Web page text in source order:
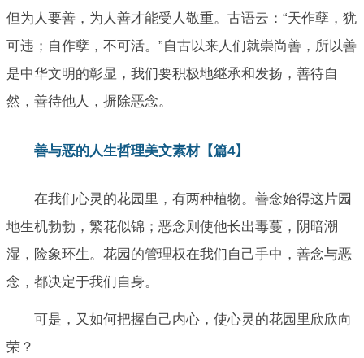
但为人要善，为人善才能受人敬重。古语云：“天作孽，犹
可违；自作孽，不可活。”自古以来人们就崇尚善，所以善
是中华文明的彰显，我们要积极地继承和发扬，善待自
然，善待他人，摒除恶念。
善与恶的人生哲理美文素材【篇4】
在我们心灵的花园里，有两种植物。善念始得这片园
地生机勃勃，繁花似锦；恶念则使他长出毒蔓，阴暗潮
湿，险象环生。花园的管理权在我们自己手中，善念与恶
念，都决定于我们自身。
可是，又如何把握自己内心，使心灵的花园里欣欣向
荣？